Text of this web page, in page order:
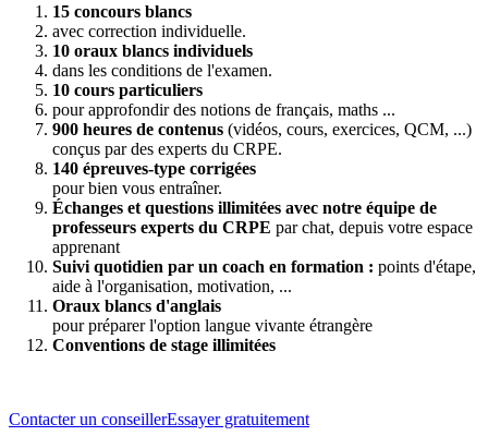
15 concours blancs
avec correction individuelle.
10 oraux blancs individuels
dans les conditions de l'examen.
10 cours particuliers
pour approfondir des notions de français, maths ...
900 heures de contenus (vidéos, cours, exercices, QCM, ...)
conçus par des experts du CRPE.
140 épreuves-type corrigées
pour bien vous entraîner.
Échanges et questions illimitées avec notre équipe de
professeurs experts du CRPE par chat, depuis votre espace
apprenant
Suivi quotidien par un coach en formation : points d'étape,
aide à l'organisation, motivation, ...
Oraux blancs d'anglais
pour préparer l'option langue vivante étrangère
Conventions de stage illimitées
Contacter un conseillerEssayer gratuitement